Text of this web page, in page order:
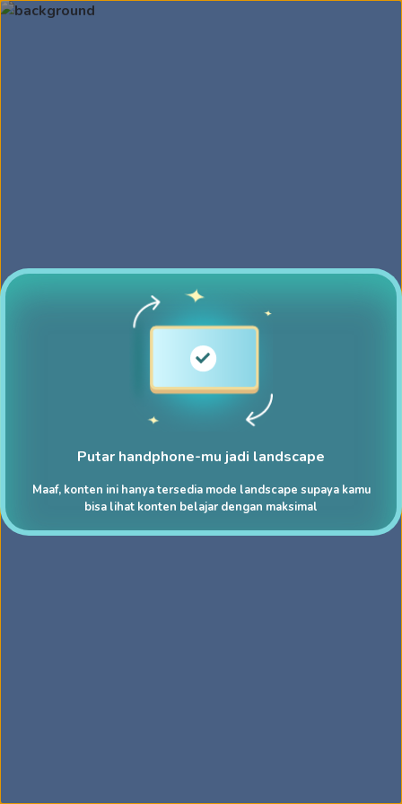
Putar handphone-mu jadi landscape
Maaf, konten ini hanya tersedia mode landscape supaya kamu
bisa lihat konten belajar dengan maksimal